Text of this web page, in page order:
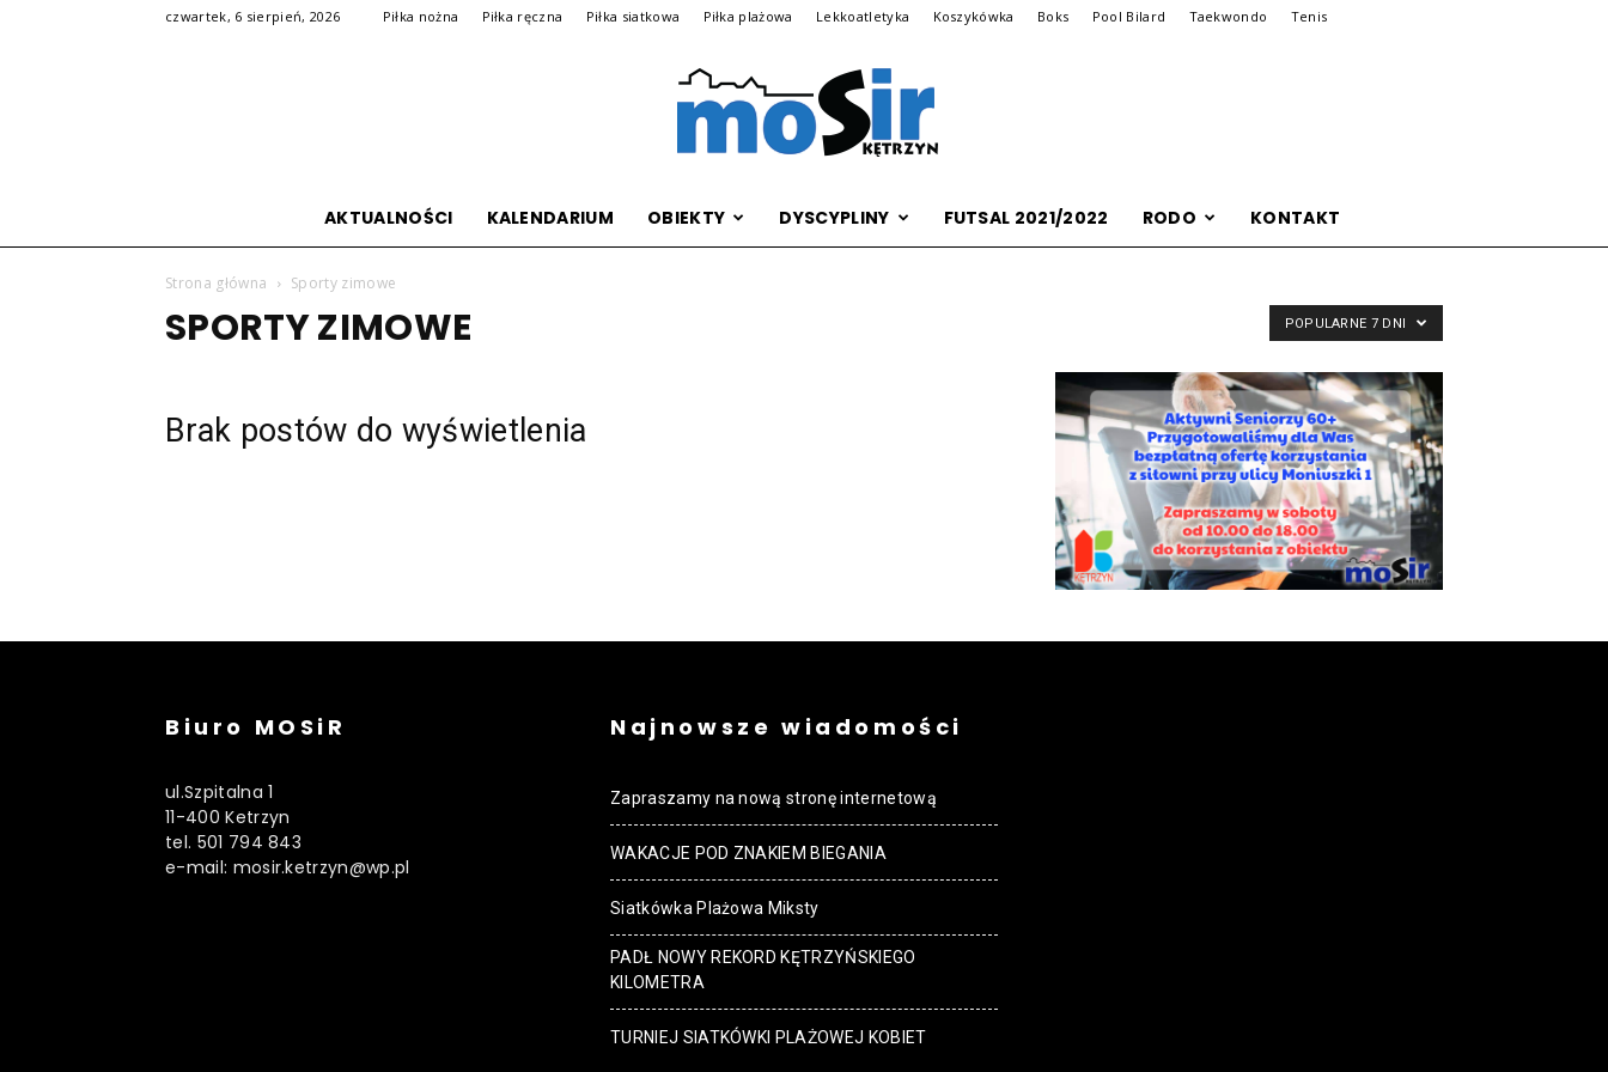
czwartek, 6 sierpień, 2026 Piłka nożna Piłka ręczna Piłka siatkowa Piłka plażowa Lekkoatletyka Koszykówka Boks Pool Bilard Taekwondo Tenis
Archiwalna
Kętrzyn
AKTUALNOŚCI KALENDARIUM OBIEKTY DYSCYPLINY FUTSAL 2021/2022 RODO KONTAKT
Strona główna Sporty zimowe
SPORTY ZIMOWE POPULARNE 7 DNI
Brak postów do wyświetlenia
Biuro MOSiR
ul.Szpitalna 1
11-400 Ketrzyn
tel. 501 794 843
e-mail: mosir.ketrzyn@wp.pl
Najnowsze wiadomości
Zapraszamy na nową stronę internetową
WAKACJE POD ZNAKIEM BIEGANIA
Siatkówka Plażowa Miksty
PADŁ NOWY REKORD KĘTRZYŃSKIEGO
KILOMETRA
TURNIEJ SIATKÓWKI PLAŻOWEJ KOBIET